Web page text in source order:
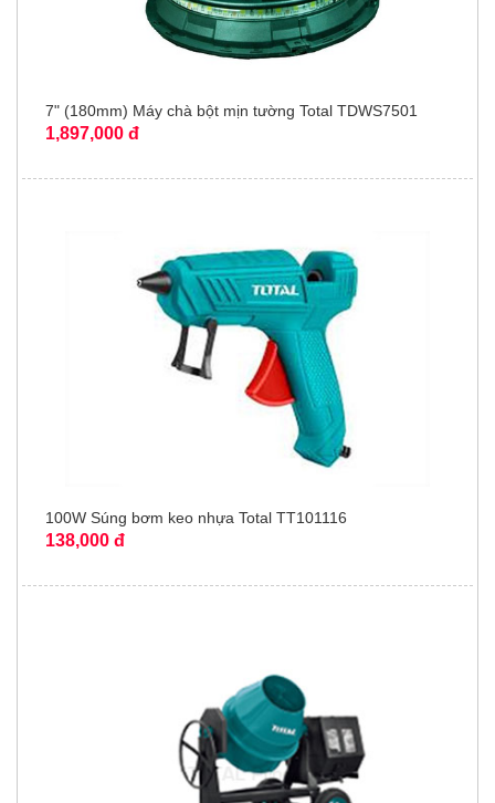
7" (180mm) Máy chà bột mịn tường Total TDWS7501
1,897,000 đ
100W Súng bơm keo nhựa Total TT101116
138,000 đ